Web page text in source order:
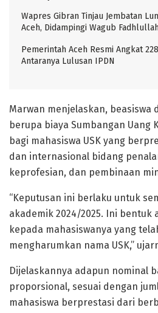
Wapres Gibran Tinjau Jembatan
Aceh, Didampingi Wagub Fadhlullah
Pemerintah Aceh Resmi Angkat
Antaranya Lulusan IPDN
Marwan menjelaskan, beasiswa
berupa biaya Sumbangan Uang
bagi mahasiswa USK yang
dan internasional bidang
keprofesian, dan pembinaan
“Keputusan ini berlaku untuk
akademik 2024/2025. Ini bentuk
kepada mahasiswanya yang
mengharumkan nama USK,”
Dijelaskannya adapun nominal
proporsional, sesuai dengan
mahasiswa berprestasi dari